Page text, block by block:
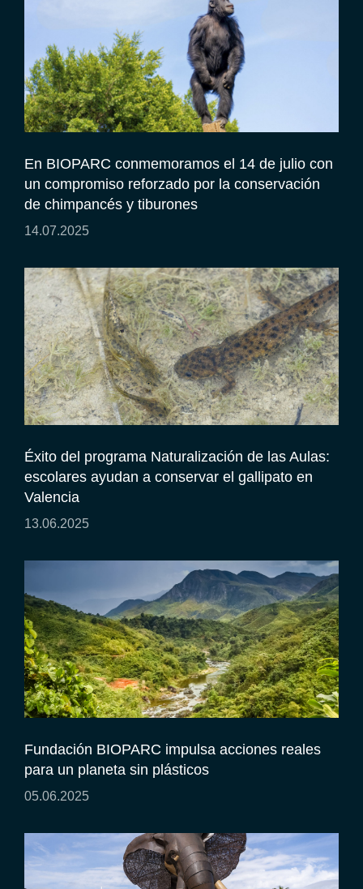
En BIOPARC conmemoramos el 14 de julio con
un compromiso reforzado por la conservación
de chimpancés y tiburones
14.07.2025
Éxito del programa Naturalización de las Aulas:
escolares ayudan a conservar el gallipato en
Valencia
13.06.2025
Fundación BIOPARC impulsa acciones reales
para un planeta sin plásticos
05.06.2025